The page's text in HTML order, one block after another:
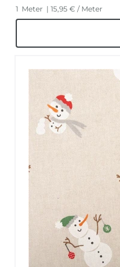
1 Meter | 15,95 € / Meter